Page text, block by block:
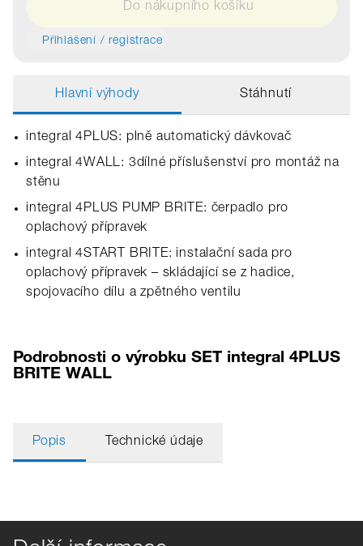
Do nákupního košíku
Přihlášení / registrace
Hlavní výhody Stáhnutí
integral 4PLUS: plně automatický dávkovač
integral 4WALL: 3dílné příslušenství pro montáž na
stěnu
integral 4PLUS PUMP BRITE: čerpadlo pro
oplachový přípravek
integral 4START BRITE: instalační sada pro
oplachový přípravek – skládající se z hadice,
spojovacího dílu a zpětného ventilu
Podrobnosti o výrobku SET integral 4PLUS
BRITE WALL
Popis Technické údaje